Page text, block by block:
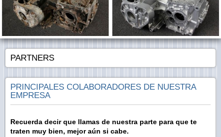
PARTNERS
PRINCIPALES COLABORADORES DE NUESTRA
EMPRESA
Recuerda decir que llamas de nuestra parte para que te
traten muy bien, mejor aún si cabe.